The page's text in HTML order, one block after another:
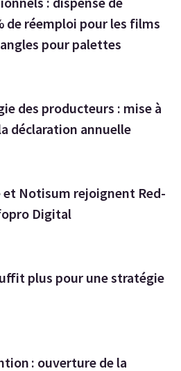
de réemploi pour les films
pour palettes
des producteurs : mise à
déclaration annuelle
et Notisum rejoignent Red-
Digital
plus pour une stratégie
: ouverture de la